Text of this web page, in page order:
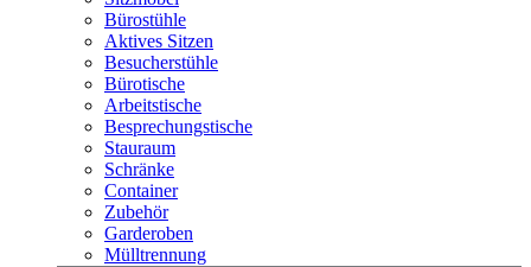
Bürostühle
Aktives Sitzen
Besucherstühle
Bürotische
Arbeitstische
Besprechungstische
Stauraum
Schränke
Container
Zubehör
Garderoben
Mülltrennung